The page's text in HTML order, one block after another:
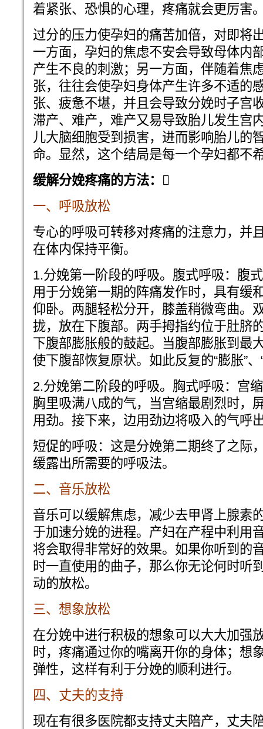
着紧张、恐惧的心理，疼痛就会更厉害
过分的压力使孕妇的痛苦加倍，对即将
一方面，孕妇的焦虑不安会导致母体内
产生不良的刺激；另一方面，伴随着焦
张，往往会使孕妇身体产生许多不适的
张、疲惫不堪，并且会导致分娩时子宫
滞产、难产，难产又易导致胎儿发生宫
儿大脑细胞受到损害，进而影响胎儿的
命。显然，这个结局是每一个孕妇都不
缓解分娩疼痛的方法：
一、呼吸放松
专心的呼吸可转移对疼痛的注意力，并
在体内保持平衡。
1.分娩第一阶段的呼吸。腹式呼吸：腹
用于分娩第一期的阵痛发作时，具有缓
仰卧。两腿轻松分开，膝盖稍微弯曲。
拢，放在下腹部。两手拇指约位于肚脐
下腹部膨胀般的鼓起。当腹部膨胀到最
使下腹部恢复原状。如此反复的“膨胀”、
2.分娩第二阶段的呼吸。胸式呼吸：宫
胸里吸满八成的气，当宫缩最剧烈时，
用劲。接下来，边用劲边将吸入的气呼
短促的呼吸：这是分娩第二期终了之际
缓露出所需要的呼吸法。
二、音乐放松
音乐可以缓解焦虑，减少去甲肾上腺素
于加速分娩的进程。产妇在产程中利用
将会取得非常好的效果。如果你听到的
时一直使用的曲子，那么你无论何时听
动的放松。
三、想象放松
在分娩中进行积极的想象可以大大加强
时，疼痛通过你的嘴离开你的身体；想
弹性，这样有利于分娩的顺利进行。
四、丈夫的支持
现在有很多医院都支持丈夫陪产，丈夫